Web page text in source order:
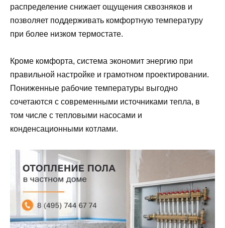
распределение снижает ощущения сквозняков и
позволяет поддерживать комфортную температуру
при более низком термостате.
Кроме комфорта, система экономит энергию при
правильной настройке и грамотном проектировании.
Пониженные рабочие температуры выгодно
сочетаются с современными источниками тепла, в
том числе с тепловыми насосами и
конденсационными котлами.